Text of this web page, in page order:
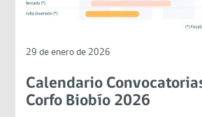
29 de enero de 2026
Calendario
Corfo Biobío 2026